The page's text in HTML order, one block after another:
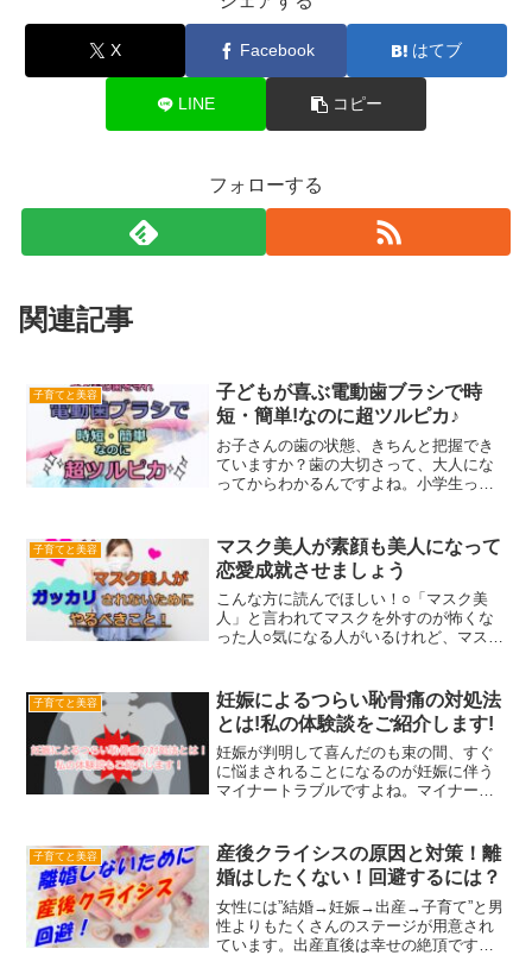
X Facebook はてブ
LINE コピー
フォローする
関連記事
子育てと美容
子どもが喜ぶ電動歯ブラシで時
短・簡単!なのに超ツルピカ♪
お子さんの歯の状態、きちんと把握でき
ていますか？歯の大切さって、大人にな
ってからわかるんですよね。小学生っ
ゃんと磨かない!!だから歯の定期健診で
も、小さい虫歯や汚れが見...
子育てと美容
マスク美人が素顔も美人になって
恋愛成就させましょう
こんな方に読んでほしい！○「マスク美
人」と言われてマスクを外すのが怖くな
った人○気になる人がいるけれど、マスク
であることで、お互いにどんな顔なのか
想像しながら接するよ...
子育てと美容
妊娠によるつらい恥骨痛の対処法
とは!私の体験談をご紹介します!
妊娠が判明して喜んだのも束の間、すぐ
に悩まされることになるのが妊娠に伴う
マイナートラブルですよね。マイナート
の方の痛み、「恥骨痛」でした。痛みは
お腹が大きくなるにつれて...
子育てと美容
産後クライシスの原因と対策！離
婚はしたくない！回避するには？
女性には”結婚→妊娠→出産→子育て”と男
性よりもたくさんのステージが用意され
ています。出産直後は幸せの絶頂です